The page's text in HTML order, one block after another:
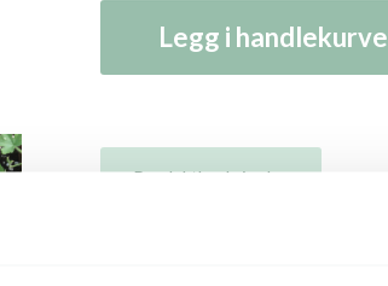
Legg i
Produktbeskrivelse